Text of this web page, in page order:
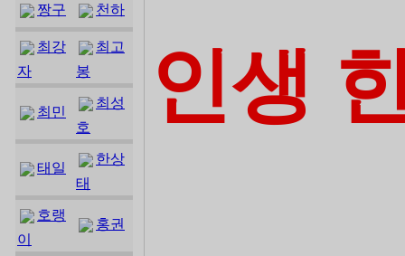
짱구 천하
최강
자
최고
봉
최민
최성
호
태일
한상
태
호랭
이
홍권
인생